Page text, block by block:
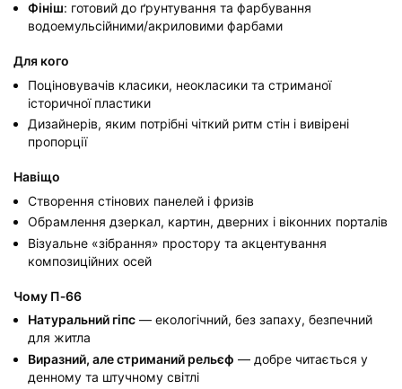
Фініш: готовий до ґрунтування та фарбування
водоемульсійними/акриловими фарбами
Для кого
Поціновувачів класики, неокласики та стриманої
історичної пластики
Дизайнерів, яким потрібні чіткий ритм стін і вивірені
пропорції
Навіщо
Створення стінових панелей і фризів
Обрамлення дзеркал, картин, дверних і віконних порталів
Візуальне «зібрання» простору та акцентування
композиційних осей
Чому П‑66
Натуральний гіпс — екологічний, без запаху, безпечний
для житла
Виразний, але стриманий рельєф — добре читається у
денному та штучному світлі